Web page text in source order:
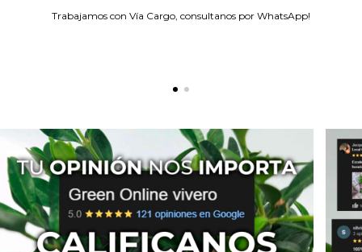
Trabajamos con Vía Cargo, consultanos por WhatsApp!